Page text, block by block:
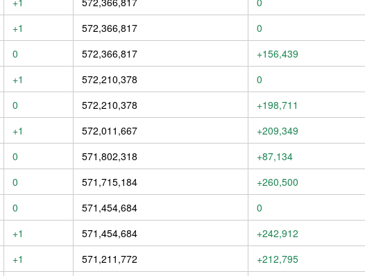
+1 572,366,817
0
0 572,366,817
+156,439
+1 572,210,378
0
0 572,210,378
+198,711
+1 572,011,667
+209,349
0 571,802,318
+87,134
0 571,715,184
+260,500
0 571,454,684
0
+1 571,454,684
+242,912
+1 571,211,772
+212,795